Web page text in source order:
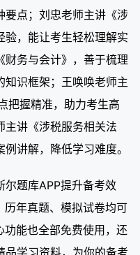
要点；刘忠老师主讲《涉
验，能让考生轻松理解实
财务与会计》，善于梳理
知识框架；王唤唤老师主
把握精准，助力考生高
主讲《涉税服务相关法
讲解，降低学习难度。
尔题库APP提升备考效
历年真题、模拟试卷均可
能也全部免费使用，还
品学习资料，为你的备考